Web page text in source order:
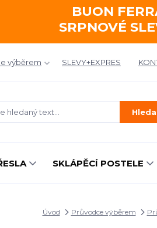
BUON
SRPNOVÉ
výběrem SLEVY+EXPRES
SKLÁPĚCÍ POSTELE
Úvod Průvodce výběrem